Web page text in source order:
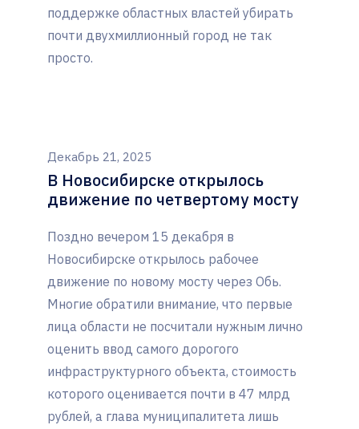
поддержке областных властей убирать
почти двухмиллионный город не так
просто.
Декабрь 21, 2025
В Новосибирске открылось
движение по четвертому мосту
Поздно вечером 15 декабря в
Новосибирске открылось рабочее
движение по новому мосту через Обь.
Многие обратили внимание, что первые
лица области не посчитали нужным лично
оценить ввод самого дорогого
инфраструктурного объекта, стоимость
которого оценивается почти в 47 млрд
рублей, а глава муниципалитета лишь